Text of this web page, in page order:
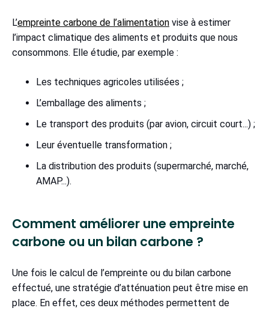
L’empreinte carbone de l’alimentation vise à estimer
l’impact climatique des aliments et produits que nous
consommons. Elle étudie, par exemple :
Les techniques agricoles utilisées ;
L’emballage des aliments ;
Le transport des produits (par avion, circuit court...) ;
Leur éventuelle transformation ;
La distribution des produits (supermarché, marché,
AMAP...).
Comment améliorer une empreinte
carbone ou un bilan carbone ?
Une fois le calcul de l’empreinte ou du bilan carbone
effectué, une stratégie d’atténuation peut être mise en
place. En effet, ces deux méthodes permettent de